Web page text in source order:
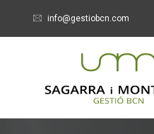
info@gestiobcn.com